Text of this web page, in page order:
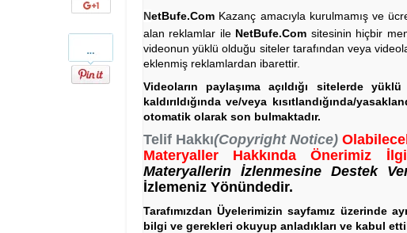
Google+
Pinterest
NetBufe.Com Kazanç amacıyla kurulmamış ve
alan reklamlar ile NetBufe.Com sitesinin hiçbir
videonun yüklü olduğu siteler tarafından veya
eklenmiş reklamlardan ibarettir.
Videoların paylaşıma açıldığı sitelerde
kaldırıldığında ve/veya kısıtlandığında/
otomatik olarak son bulmaktadır.
Telif Hakkı(Copyright Notice)
Materyaller Hakkında Önerimiz
Materyallerin İzlenmesine Destek
İzlemeniz Yönündedir.
Tarafımızdan Üyelerimizin sayfamız üzerinde
bilgi ve gerekleri okuyup anladıkları ve kabul